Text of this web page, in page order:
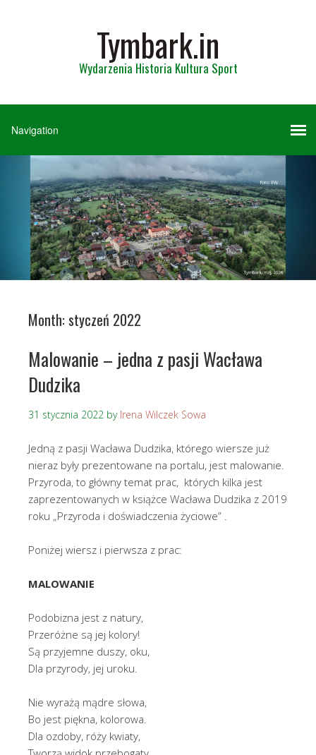
Tymbark.in
Wydarzenia Historia Kultura Sport
Month: styczeń 2022
Malowanie – jedna z pasji Wacława
Dudzika
31 stycznia 2022 by Irena Wilczek Sowa
Jedną z pasji Wacława Dudzika, którego wiersze już
nieraz były prezentowane na portalu, jest malowanie.
Przyroda, to główny temat prac, których kilka jest
zaprezentowanych w książce Wacława Dudzika z 2019
roku „Przyroda i doświadczenia życiowe” .
Poniżej wiersz i pierwsza z prac:
MALOWANIE
Podobizna jest z natury,
Przeróżne są jej kolory!
Są przyjemne duszy, oku,
Dla przyrody, jej uroku.
Nie wyrażą mądre słowa,
Bo jest piękna, kolorowa.
Dla ozdoby, róży kwiaty,